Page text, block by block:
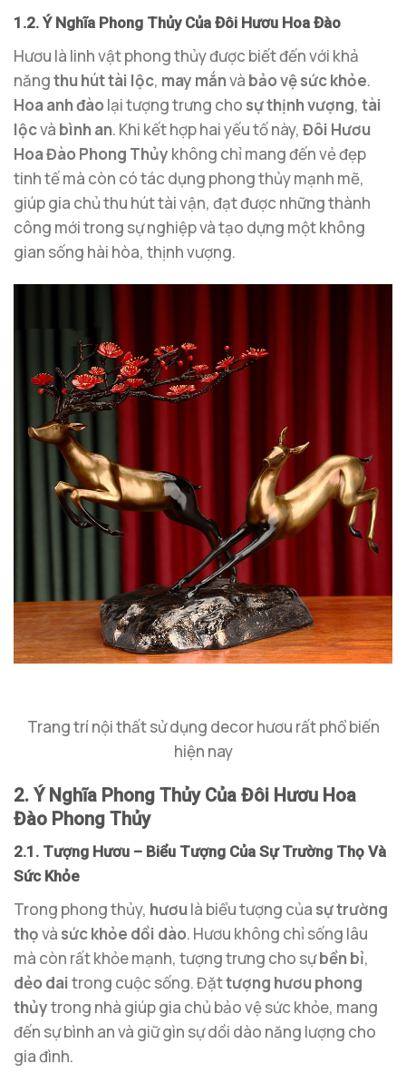
1.2. Ý Nghĩa Phong Thủy Của Đôi Hươu Hoa Đào
Hươu là linh vật phong thủy được biết đến với khả
năngthu hút tài lộc, may mắnvà bảo vệ sức khỏe.
Hoa anh đào lại tượng trưng cho sự thịnh vượng, tài
lộcvà bình an. Khi kết hợp hai yếu tố này, Đôi Hươu
Hoa Đào Phong Thủy không chỉ mang đến vẻ đẹp
tinh tế mà còn có tác dụng phong thủy mạnh mẽ,
giúp gia chủ thu hút tài vận, đạt được những thành
công mới trong sự nghiệp và tạo dựng một không
gian sống hài hòa, thịnh vượng.
Trang trí nội thất sử dụng decor hươu rất phổ biến
hiện nay
2. Ý Nghĩa Phong Thủy Của Đôi Hươu Hoa
Đào Phong Thủy
2.1. Tượng Hươu – Biểu Tượng Của Sự Trường Thọ Và
Sức Khỏe
Trong phong thủy, hươulà biểu tượng của sự trường
thọvà sức khỏe dồi dào. Hươu không chỉ sống lâu
mà còn rất khỏe mạnh, tượng trưng cho sựbền bỉ,
dẻo daitrong cuộc sống. Đặttượng hươu phong
thủytrong nhà giúp gia chủ bảo vệ sức khỏe, mang
đến sự bình an và giữ gìn sự dồi dào năng lượng cho
gia đình.